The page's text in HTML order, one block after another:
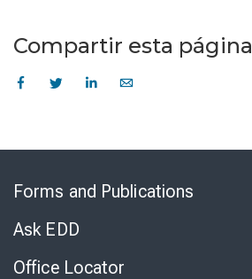
Compartir esta página
Forms and Publications
Ask EDD
Office Locator